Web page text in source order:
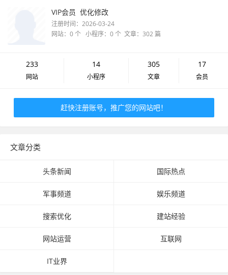
VIP会员 优化修改
注册时间：2026-03-24
网站：0 个 小程序：0 个 文章：302 篇
233
网站
14
小程序
305
文章
17
会员
赶快注册账号，推广您的网站吧！
文章分类
头条新闻 国际热点
军事频道 娱乐频道
搜索优化 建站经验
网站运营 互联网
IT业界